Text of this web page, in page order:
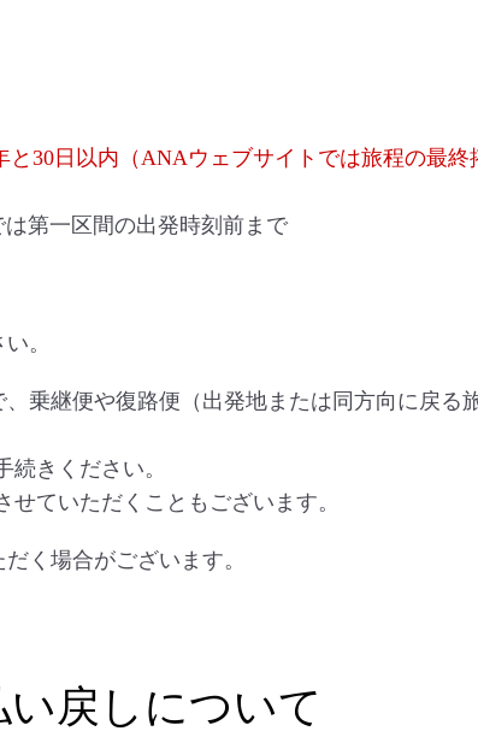
と30日以内（ANAウェブサイトでは旅程の最終
第一区間の出発時刻前まで
。
乗継便や復路便（出発地または同方向に戻る
きください。
ていただくこともございます。
く場合がございます。
戻しについて